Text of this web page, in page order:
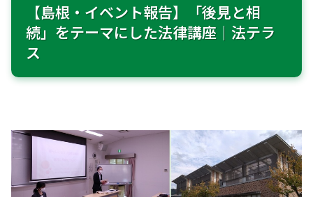
【島根・イベント報告】「後見と相
続」をテーマにした法律講座｜法テラ
ス